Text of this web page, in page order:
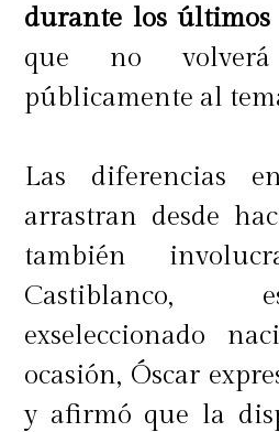
durante los últimos
que no
públicamente al
Las diferencias
arrastran desde
también
Castiblanco,
exseleccionado
ocasión, Óscar
y afirmó que la